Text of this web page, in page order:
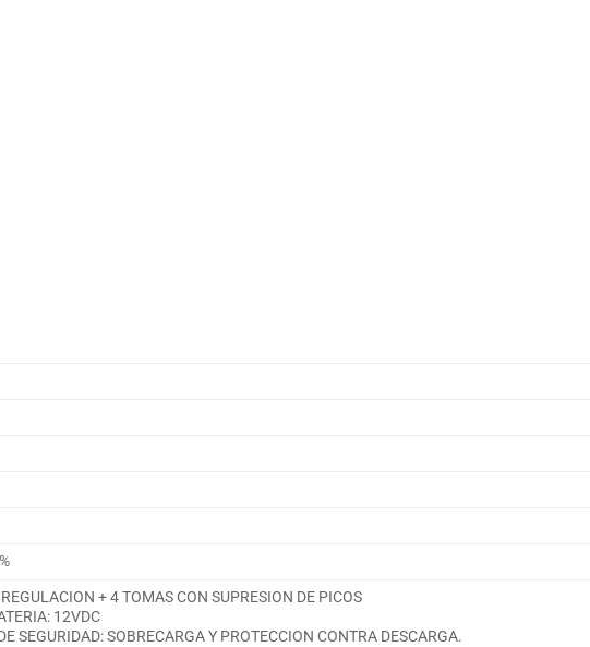
+ 4 TOMAS CON SUPRESION DE PICOS
12VDC
SEGURIDAD: SOBRECARGA Y PROTECCION CONTRA DESCARGA.